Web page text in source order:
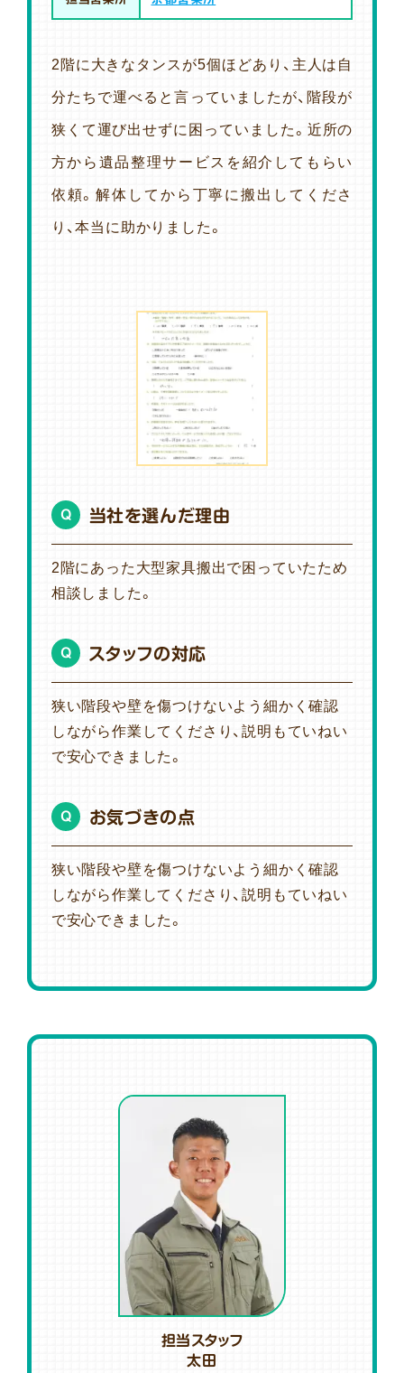
2階に大きなタンスが5個ほどあり、主人は自
分たちで運べると言っていましたが、階段が
狭くて運び出せずに困っていました。近所の
方から遺品整理サービスを紹介してもらい
依頼。解体してから丁寧に搬出してくださ
り、本当に助かりました。
Q 当社を選んだ理由
2階にあった大型家具搬出で困っていたため
相談しました。
Q スタッフの対応
狭い階段や壁を傷つけないよう細かく確認
しながら作業してくださり、説明もていねい
で安心できました。
Q お気づきの点
狭い階段や壁を傷つけないよう細かく確認
しながら作業してくださり、説明もていねい
で安心できました。
担当スタッフ
太田